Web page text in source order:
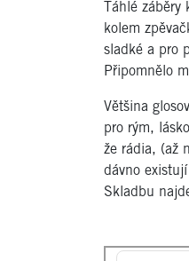
Táhlé
kolem
sladké a pro
Připomnělo
Většina
pro rým,
že rádia, (až
dávno
Skladbu